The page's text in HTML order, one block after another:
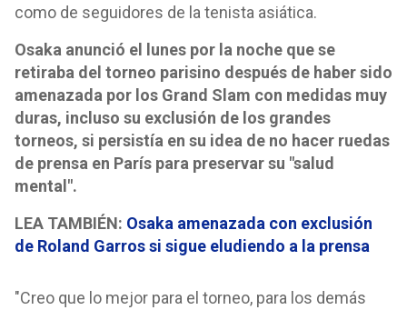
como de seguidores de la tenista asiática.
Osaka anunció el lunes por la noche que se
retiraba del torneo parisino después de haber sido
amenazada por los Grand Slam con medidas muy
duras, incluso su exclusión de los grandes
torneos, si persistía en su idea de no hacer ruedas
de prensa en París para preservar su "salud
mental".
LEA TAMBIÉN: Osaka amenazada con exclusión
de Roland Garros si sigue eludiendo a la prensa
"Creo que lo mejor para el torneo, para los demás